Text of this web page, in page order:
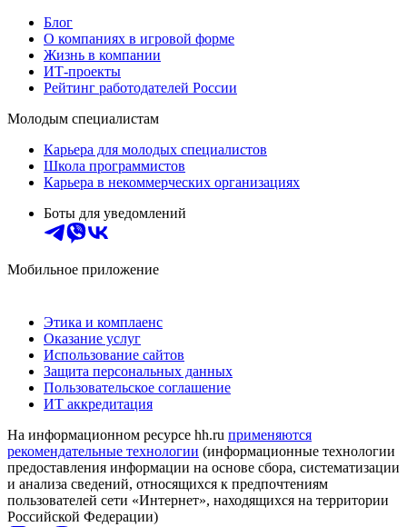
Блог
О компаниях в игровой форме
Жизнь в компании
ИТ-проекты
Рейтинг работодателей России
Молодым специалистам
Карьера для молодых специалистов
Школа программистов
Карьера в некоммерческих организациях
Боты для уведомлений
Мобильное приложение
Этика и комплаенс
Оказание услуг
Использование сайтов
Защита персональных данных
Пользовательское соглашение
ИТ аккредитация
На информационном ресурсе hh.ru применяются
рекомендательные технологии (информационные технологии
предоставления информации на основе сбора, систематизации
и анализа сведений, относящихся к предпочтениям
пользователей сети «Интернет», находящихся на территории
Российской Федерации)